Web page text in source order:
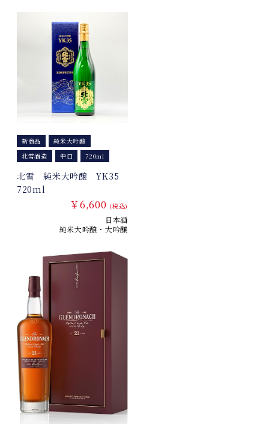
新商品
純米大吟醸
北雪酒造
中口 720ml
北雪 純米大吟醸 YK35
720ml
￥6,600 (税込)
日本酒
純米大吟醸・大吟醸